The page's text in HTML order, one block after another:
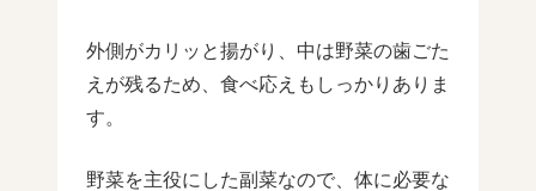
外側がカリッと揚がり、中は野菜の歯ごた
えが残るため、食べ応えもしっかりありま
す。
野菜を主役にした副菜なので、体に必要な